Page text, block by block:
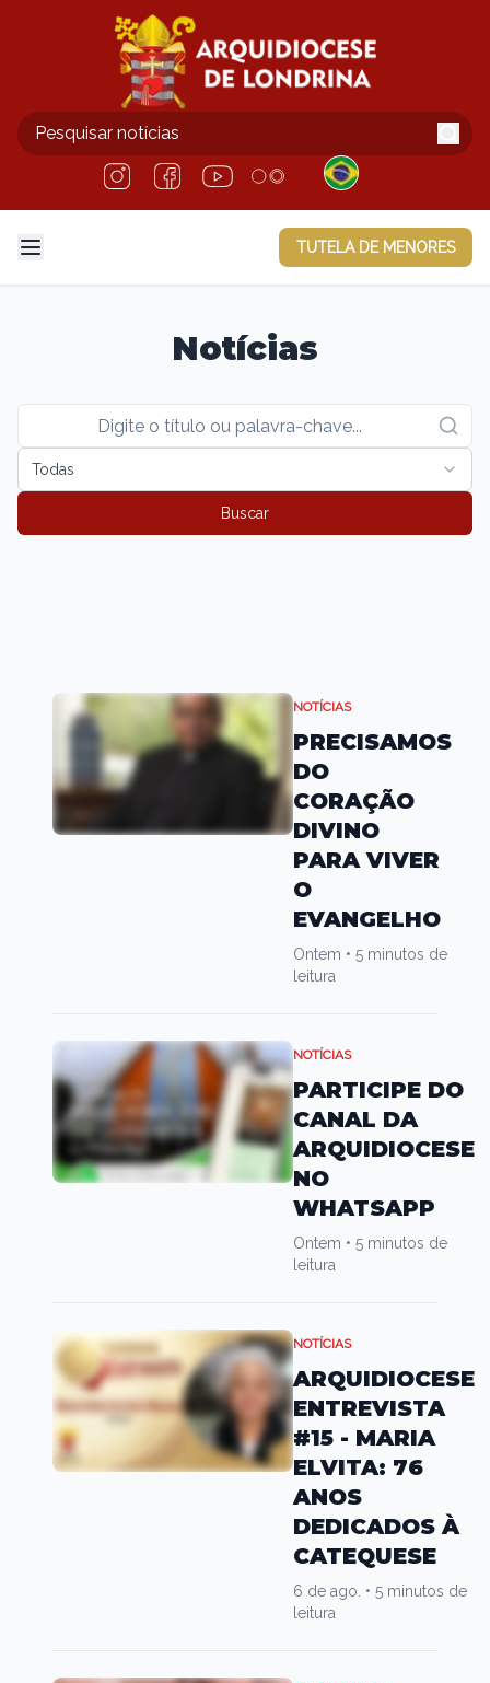
TUTELA DE MENORES
Notícias
Todas
Buscar
NOTÍCIAS
PRECISAMOS
DO
CORAÇÃO
DIVINO
PARA VIVER
O
EVANGELHO
Ontem • 5 minutos de
leitura
NOTÍCIAS
PARTICIPE DO
CANAL DA
ARQUIDIOCESE
NO
WHATSAPP
Ontem • 5 minutos de
leitura
NOTÍCIAS
ARQUIDIOCESE
ENTREVISTA
#15 - MARIA
ELVITA: 76
ANOS
DEDICADOS À
CATEQUESE
6 de ago. • 5 minutos de
leitura